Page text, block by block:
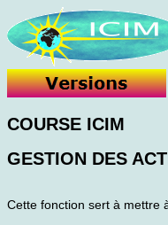
COURSE ICIM
GESTION DES
Cette fonction sert à mettre